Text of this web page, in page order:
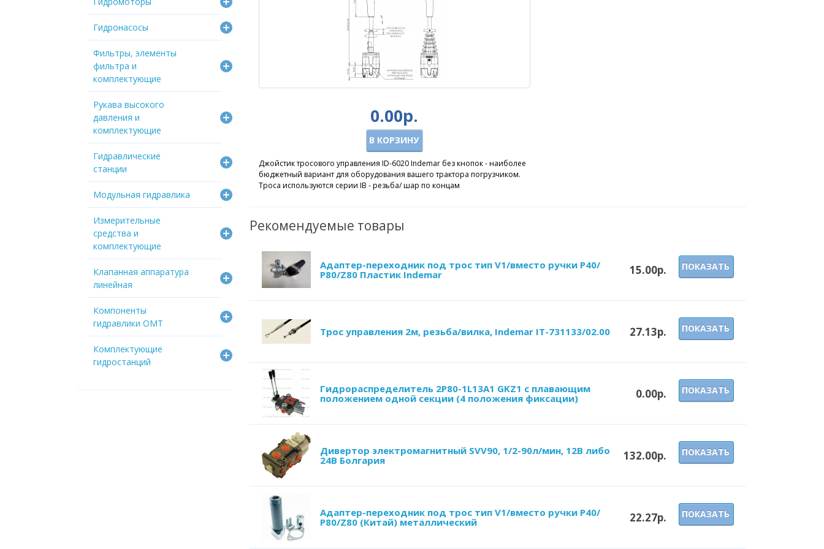
Гидронасосы
Фильтры, элементы
фильтра и
комплектующие
Рукава высокого
давления и
комплектующие
Гидравлические
станции
Модульная гидравлика
Измерительные
средства и
комплектующие
Клапанная аппаратура
линейная
Компоненты
гидравлики OMT
Комплектующие
гидростанций
0.00р.
В КОРЗИНУ
Джойстик тросового управления ID-6020 Indemar без кнопок - наиболее
бюджетный вариант для оборудования вашего трактора погрузчиком.
Троса используются серии IB - резьба/ шар по концам
Рекомендуемые товары
Адаптер-переходник под трос тип V1/вместо ручки P40/
Р80/Z80 Пластик Indemar
15.00р. ПОКАЗАТЬ
Трос управления 2м, резьба/вилка, Indemar IT-731133/02.00 27.13р. ПОКАЗАТЬ
Гидрораспределитель 2Р80-1L13А1 GKZ1 с плавающим
положением одной секции (4 положения фиксации)
0.00р. ПОКАЗАТЬ
Дивертор электромагнитный SVV90, 1/2-90л/мин, 12В либо
24В Болгария
132.00р. ПОКАЗАТЬ
Адаптер-переходник под трос тип V1/вместо ручки P40/
Р80/Z80 (Китай) металлический
22.27р. ПОКАЗАТЬ